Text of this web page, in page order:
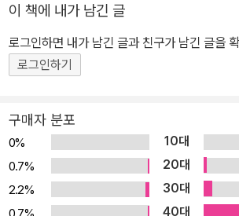
〈알프스의 소녀 하이디〉 제작에 참여하였으며 〈
강머리 앤〉 등 여러 TV 애니메이션 시리즈에서
했다. 1978년, 〈미래 소년 코난〉을 연출해 애니메이션 팬들과 평론가
아니메쥬에 만화 〈바람 계곡의 나우시카〉 연재
을 영화화하기로 했다. 〈바람 계곡의 나우시카
을 하면서 이를 기반으로 애니메이션 제작소
다. 스튜디오 지브리에서의 첫 작품 〈천공의 성 라퓨타〉가 개봉되어
이 책에 내가 남긴 글
로그인하면 내가 남긴 글과 친구가 남긴 글을
로그인하기
구매자 분포
0% 10대
0.7%
20대
2.2%
30대
40대